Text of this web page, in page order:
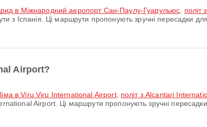
в Міжнародний аеропорт Сан-Паулу-Гуарульюс
політ
з Іспанія. Ці маршрути пропонують зручні пересадки
Airport?
в Viru Viru International Airport, політ з Alcantari
Airport. Ці маршрути пропонують зручні